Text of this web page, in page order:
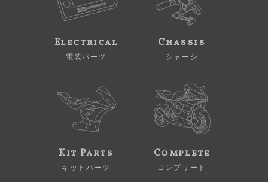
Electrical
電装パーツ
Chassis
シャーシ
Kit Parts
キットパーツ
Complete
コンプリート